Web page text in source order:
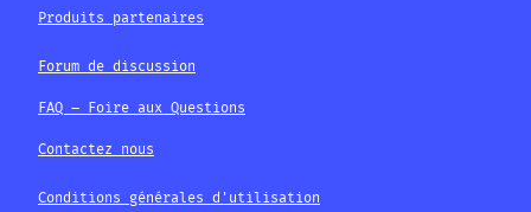
Produits partenaires
Forum de discussion
FAQ – Foire aux Questions
Contactez nous
Conditions générales d'utilisation